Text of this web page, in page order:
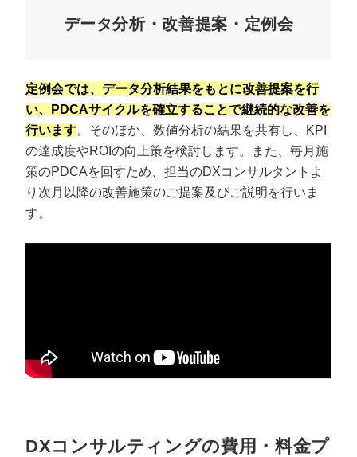
データ分析・改善提案・定例会
定例会では、データ分析結果をもとに改善提案を行
い、PDCAサイクルを確立することで継続的な改善を
行います。そのほか、数値分析の結果を共有し、KPI
の達成度やROIの向上策を検討します。また、毎月施
策のPDCAを回すため、担当のDXコンサルタントよ
り次月以降の改善施策のご提案及びご説明を行いま
す。
DXコンサルティングの費用・料金プ